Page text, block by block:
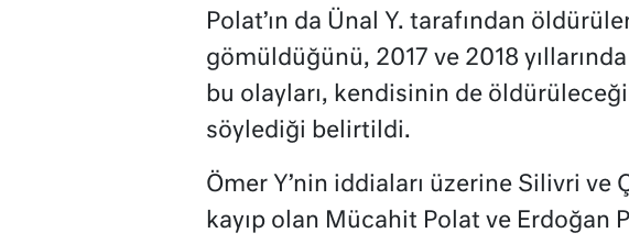
Polat’ın da Ünal Y. tarafından
gömüldüğünü, 2017 ve 2018
bu olayları, kendisinin de
söylediği belirtildi.
Ömer Y’nin iddiaları üzerine Silivri ve
kayıp olan Mücahit Polat ve Erdoğan